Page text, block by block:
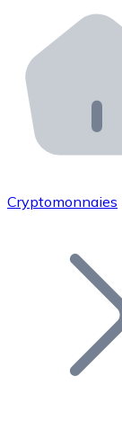
Intégrez
API Bitnovo
Intégrez
Rejoignez
Ajoutez le
Cryptomonnaies